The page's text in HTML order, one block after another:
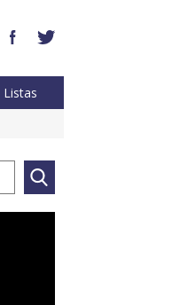
Listas